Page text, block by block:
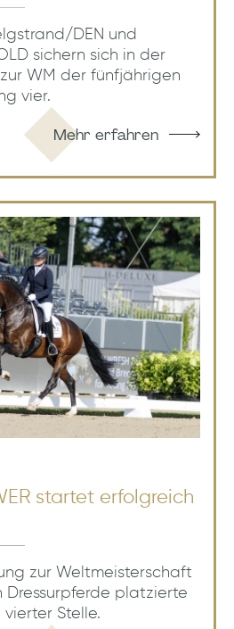
DEN und
sichern sich in der
WM der fünfjährigen
vier.
Mehr erfahren
startet erfolgreich
zur Weltmeisterschaft
Dressurpferde platzierte
vierter Stelle.